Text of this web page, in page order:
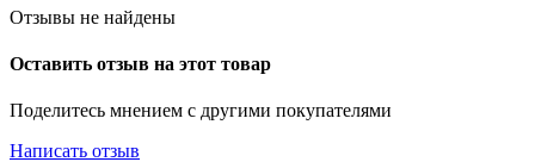
Отзывы не найдены
Оставить отзыв на этот товар
Поделитесь мнением с другими покупателями
Написать отзыв